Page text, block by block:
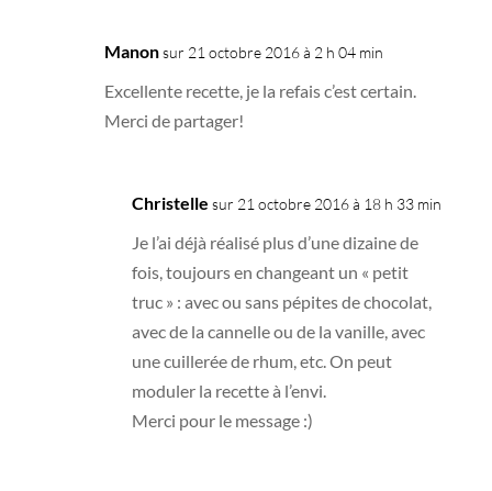
Manonsur 21 octobre 2016 à 2 h 04 min
Excellente recette, je la refais c’est certain.
Merci de partager!
Christelle sur 21 octobre 2016 à 18 h 33 min
Je l’ai déjà réalisé plus d’une dizaine de
fois, toujours en changeant un « petit
truc » : avec ou sans pépites de chocolat,
avec de la cannelle ou de la vanille, avec
une cuillerée de rhum, etc. On peut
moduler la recette à l’envi.
Merci pour le message :)